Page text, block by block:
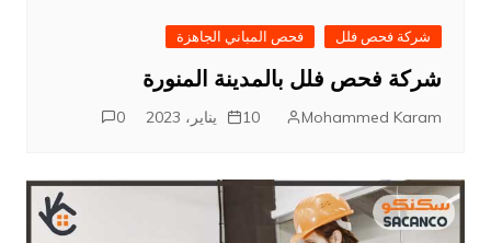
شركة فحص فلل فحص المباني الجاهزة
شركة فحص فلل بالمدينة المنورة
Mohammed Karam 10 يناير، 2023 0